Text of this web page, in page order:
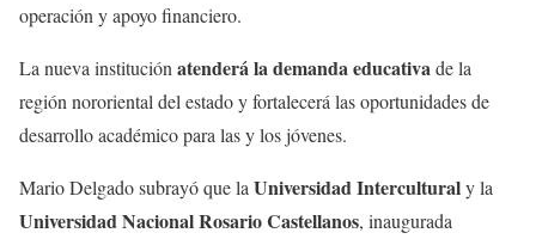
operación y apoyo financiero.
La nueva institución atenderá la demanda educativade la
región nororiental del estado y fortalecerá las oportunidades de
desarrollo académico para las y los jóvenes.
Mario Delgado subrayó que la Universidad Interculturaly la
Universidad Nacional Rosario Castellanos, inaugurada